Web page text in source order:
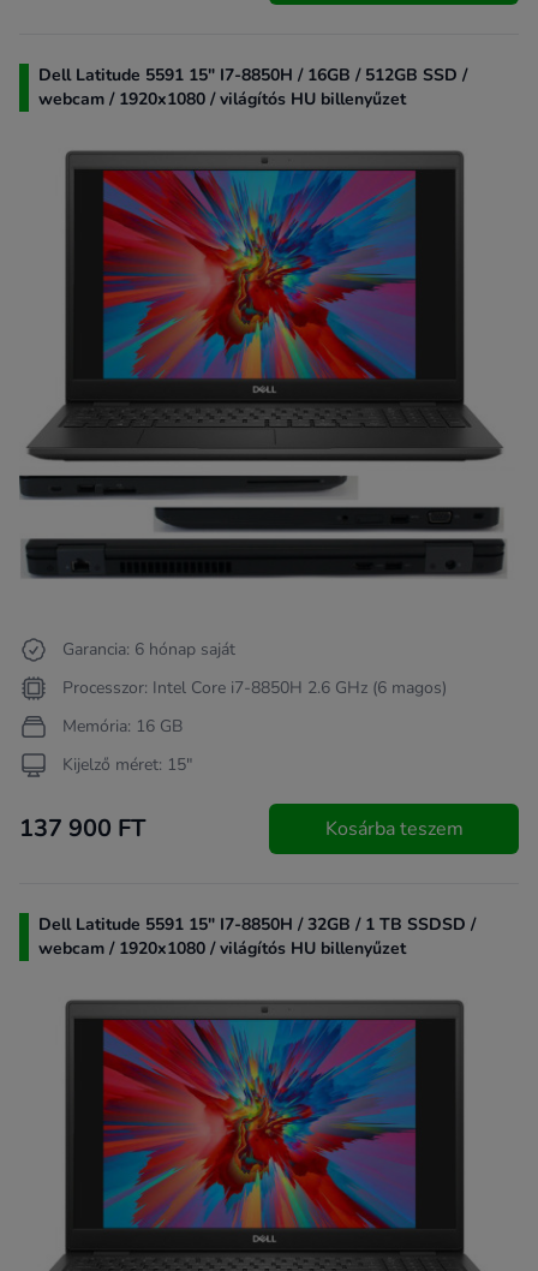
Dell Latitude 5591 15" I7-8850H / 16GB / 512GB SSD /
webcam / 1920x1080 / világítós HU billenyűzet
Garancia: 6 hónap saját
Processzor: Intel Core i7-8850H 2.6 GHz (6 magos)
Memória: 16 GB
Kijelző méret: 15"
137 900 FT Kosárba teszem
Dell Latitude 5591 15" I7-8850H / 32GB / 1 TB SSDSD /
webcam / 1920x1080 / világítós HU billenyűzet